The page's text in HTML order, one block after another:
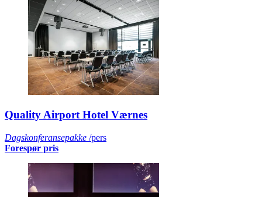
Quality Airport Hotel Værnes
Dagskonferansepakke /pers
Forespør pris